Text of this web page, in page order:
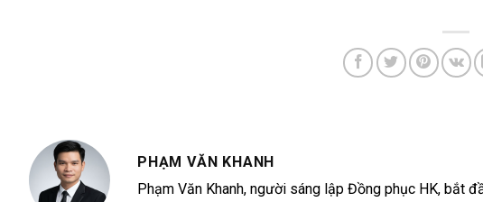
PHẠM VĂN KHANH
Phạm Văn Khanh, người sáng lập Đồng phục HK, bắt